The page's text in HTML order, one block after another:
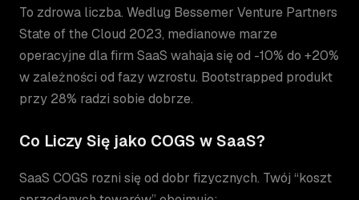
To zdrowa liczba. Wedlug Bessemer Venture Partners
State of the Cloud 2023, medianowe marze
operacyjne dla firm SaaS wahaja się od -10% do +20%
w zależności od fazy wzrostu. Bootstrapped produkt
przy 28% radzi sobie dobrze.
Co Liczy Się jako COGS w SaaS?
SaaS COGS rozni się od dobr fizycznych. Twój “koszt